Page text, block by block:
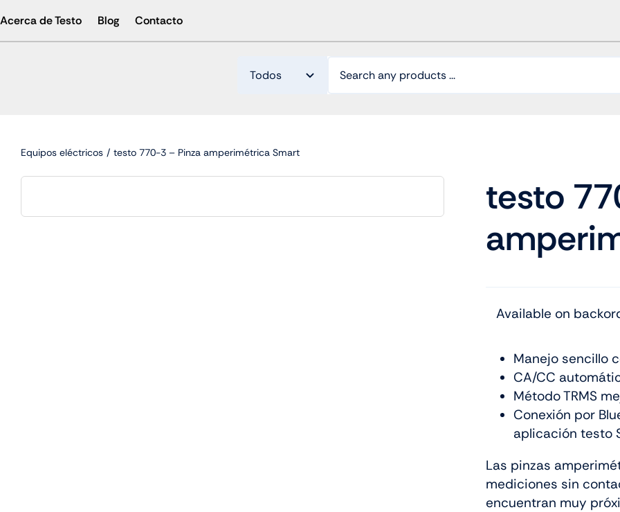
to
content
Acerca de Testo Blog Contacto
Equipos eléctricos testo 770-3 – Pinza amperimétrica Smart
testo
Available on
Manejo sencillo
CA/CC
Método TRMS
Conexión por
aplicación testo
Las pinzas
mediciones sin
encuentran muy